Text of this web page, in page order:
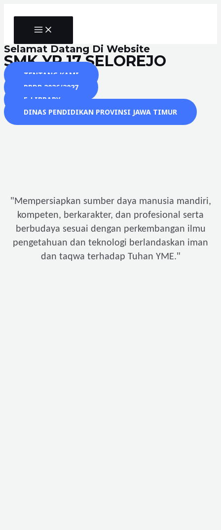
MAIN
MENU
Selamat Datang Di Website
SMK YP 17 SELOREJO
TENTANG KAMI
PPDB 2026/2027
E-LIBRARY
DINAS PENDIDIKAN PROVINSI JAWA TIMUR
"Mempersiapkan sumber daya manusia mandiri,
kompeten, berkarakter, dan profesional serta
berbudaya sesuai dengan perkembangan ilmu
pengetahuan dan teknologi berlandaskan iman
dan taqwa terhadap Tuhan YME."